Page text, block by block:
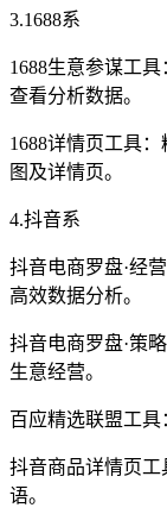
3.1688系
1688生意参谋工
查看分析数据。
1688详情页工具
图及详情页。
4.抖音系
抖音电商罗盘·经
高效数据分析。
抖音电商罗盘·策
生意经营。
百应精选联盟工具
抖音商品详情页
语。